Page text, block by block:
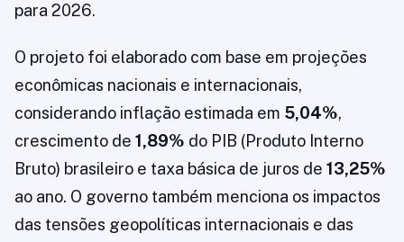
para 2026.
O projeto foi elaborado com base em projeções
econômicas nacionais e internacionais,
considerando inflação estimada em 5,04%,
crescimento de 1,89% do PIB (Produto Interno
Bruto) brasileiro e taxa básica de juros de 13,25%
ao ano. O governo também menciona os impactos
das tensões geopolíticas internacionais e das